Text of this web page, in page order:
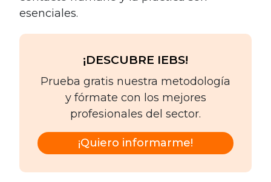
esenciales.
¡DESCUBRE IEBS!
Prueba gratis nuestra metodología
y fórmate con los mejores
profesionales del sector.
¡Quiero informarme!